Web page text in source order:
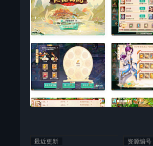
最近更新
资源编号